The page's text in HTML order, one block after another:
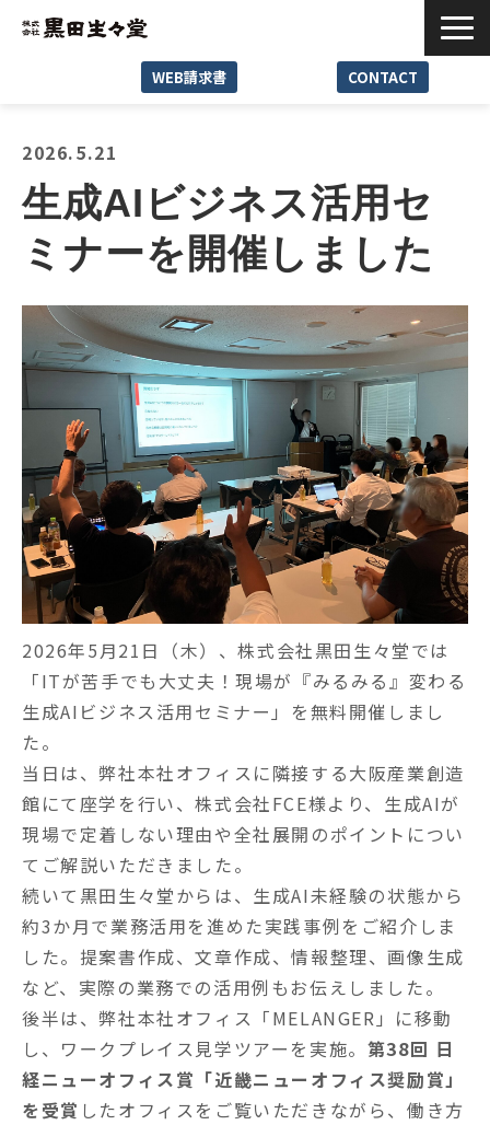
WEB請求書 CONTACT
Case
News･Media
Seminar･Event
Company
Recruit
2026.5.21
生成AIビジネス活用セ
ミナーを開催しました
2026年5月21日（木）、株式会社黒田生々堂では
「ITが苦手でも大丈夫！現場が『みるみる』変わる
生成AIビジネス活用セミナー」を無料開催しまし
た。
当日は、弊社本社オフィスに隣接する大阪産業創造
館にて座学を行い、株式会社FCE様より、生成AIが
現場で定着しない理由や全社展開のポイントについ
てご解説いただきました。
続いて黒田生々堂からは、生成AI未経験の状態から
約3か月で業務活用を進めた実践事例をご紹介しま
した。提案書作成、文章作成、情報整理、画像生成
など、実際の業務での活用例もお伝えしました。
後半は、弊社本社オフィス「MELANGER」に移動
し、ワークプレイス見学ツアーを実施。 第38回 日
経ニューオフィス賞「近畿ニューオフィス奨励賞」
を受賞 したオフィスをご覧いただきながら、働き方